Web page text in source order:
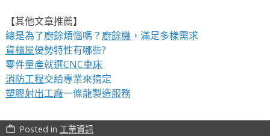
【其他文章推薦】
總是為了廚餘煩惱嗎？ 廚餘機，滿足多樣需求
貨櫃屋優勢特性有哪些?
零件量產就選CNC車床
消防工程交給專業來搞定
塑膠射出工廠一條龍製造服務
work_outline Posted in 工業資訊